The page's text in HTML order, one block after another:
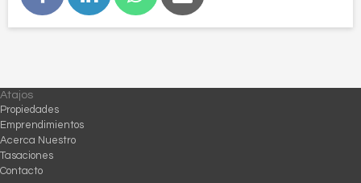
Atajos
Propiedades
Emprendimientos
Acerca Nuestro
Tasaciones
Contacto